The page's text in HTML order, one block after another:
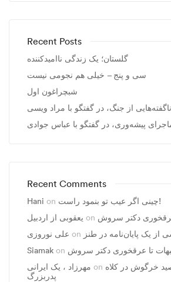
Recent Posts
گلستان؛ یک زندگی ناامیدکننده
سی و پنج – خیلی هم نجومی نیست
شبچراغون اول
ناگفته‌هایی از جنگ، در گفتگو با مراد ویسی
پیشه‌وری، در گفتگو با عباس جوادی
Recent Comments
Hani on
چینی اگر عیب تو بنمود راست!
یعقوبی از اردبیل on
علی نوروزی on از یک پایان‌نامه در طنز
Siamak on
مهرزاد ، يک ايرانی on خرگوش در کلاه
پدربزرگ